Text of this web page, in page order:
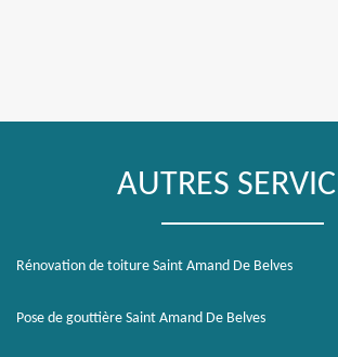
AUTRES
Rénovation de toiture Saint Amand De Belves
Pose de gouttière Saint Amand De Belves